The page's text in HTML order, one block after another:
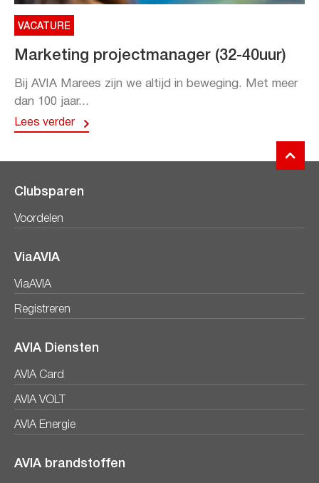
VACATURE
Marketing projectmanager (32-40uur)
Bij AVIA Marees zijn we altijd in beweging. Met meer
dan 100 jaar...
Lees verder
Clubsparen
Voordelen
ViaAVIA
ViaAVIA
Registreren
AVIA Diensten
AVIA Card
AVIA VOLT
AVIA Energie
AVIA brandstoffen